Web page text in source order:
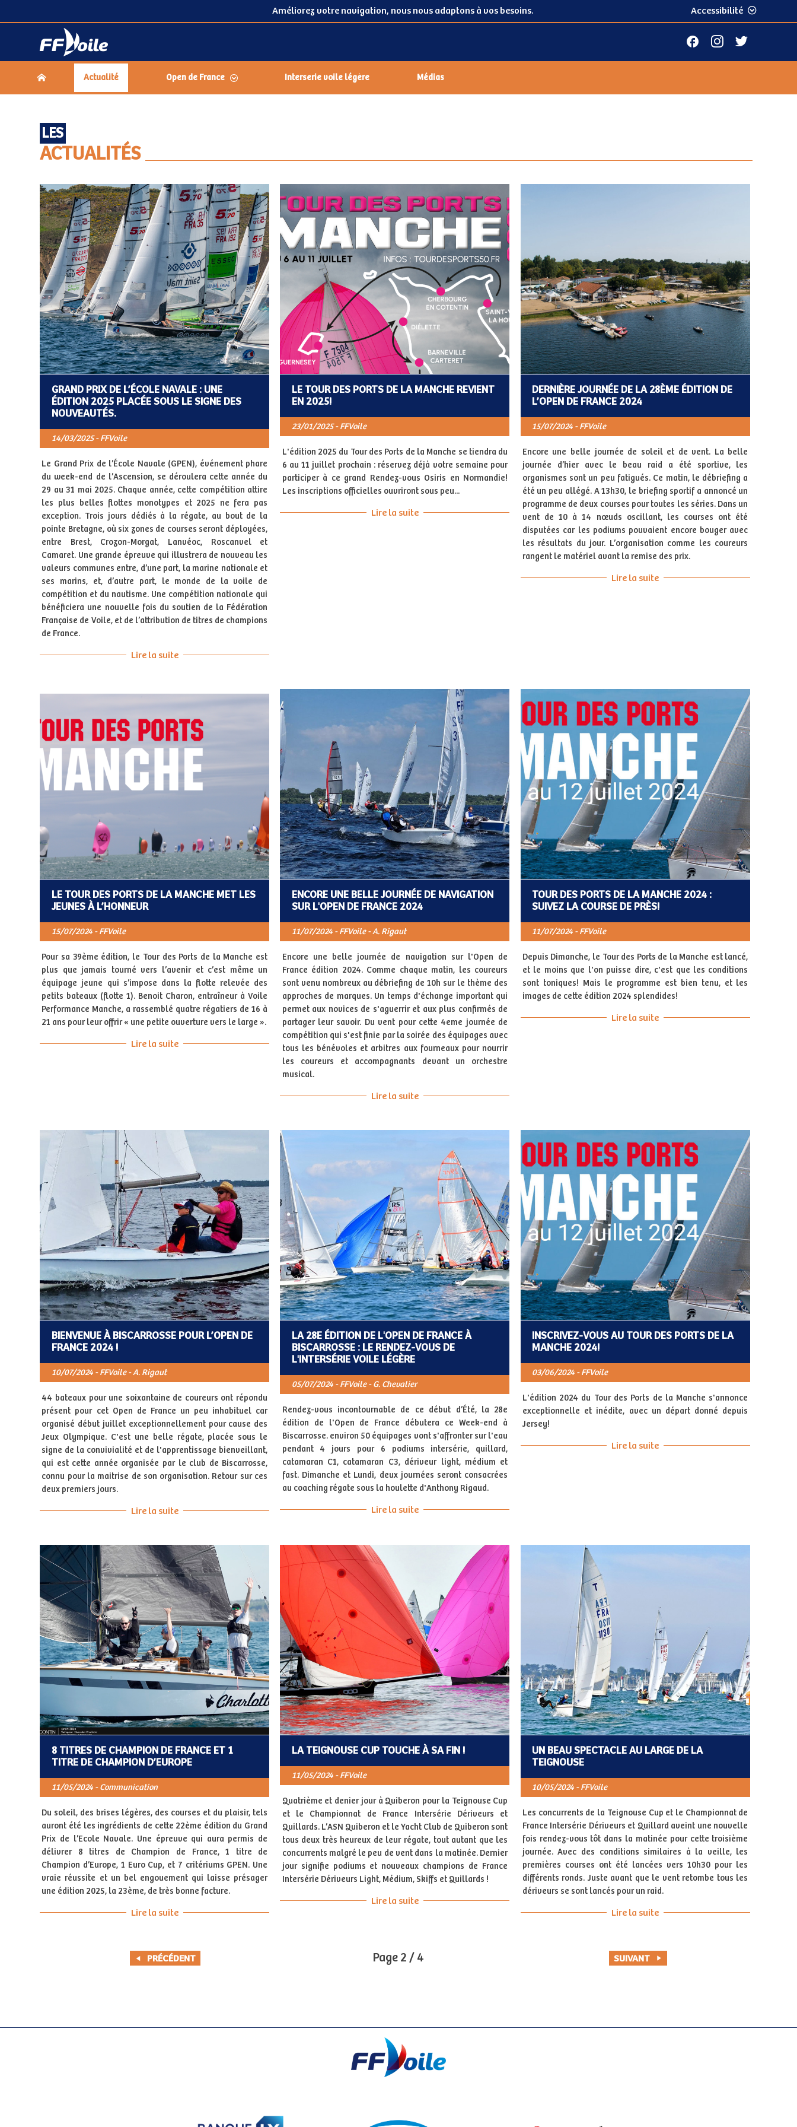
Améliorez votre navigation, nous nous adaptons à vos besoins. Accessibilité
Actualité Open de France Interserie voile légère Médias
LES
ACTUALITÉS
GRAND PRIX DE L’ÉCOLE NAVALE : UNE
ÉDITION 2025 PLACÉE SOUS LE SIGNE DES
NOUVEAUTÉS.
14/03/2025 - FFVoile
Le Grand Prix de l’École Navale (GPEN), événement phare
du week-end de l’Ascension, se déroulera cette année du
29 au 31 mai 2025. Chaque année, cette compétition attire
les plus belles flottes monotypes et 2025 ne fera pas
exception. Trois jours dédiés à la régate, au bout de la
pointe Bretagne, où six zones de courses seront déployées,
entre Brest, Crozon-Morgat, Lanvéoc, Roscanvel et
Camaret. Une grande épreuve qui illustrera de nouveau les
valeurs communes entre, d’une part, la marine nationale et
ses marins, et, d’autre part, le monde de la voile de
compétition et du nautisme. Une compétition nationale qui
bénéficiera une nouvelle fois du soutien de la Fédération
Française de Voile, et de l’attribution de titres de champions
de France.
Lire la suite
LE TOUR DES PORTS DE LA MANCHE REVIENT
EN 2025!
23/01/2025 - FFVoile
L'édition 2025 du Tour des Ports de la Manche se tiendra du
6 au 11 juillet prochain : réservez déjà votre semaine pour
participer à ce grand Rendez-vous Osiris en Normandie!
Les inscriptions officielles ouvriront sous peu...
Lire la suite
DERNIÈRE JOURNÉE DE LA 28ÈME ÉDITION DE
L’OPEN DE FRANCE 2024
15/07/2024 - FFVoile
Encore une belle journée de soleil et de vent. La belle
journée d’hier avec le beau raid a été sportive, les
organismes sont un peu fatigués. Ce matin, le débriefing a
été un peu allégé. A 13h30, le briefing sportif a annoncé un
programme de deux courses pour toutes les séries. Dans un
vent de 10 à 14 nœuds oscillant, les courses ont été
disputées car les podiums pouvaient encore bouger avec
les résultats du jour. L’organisation comme les coureurs
rangent le matériel avant la remise des prix.
Lire la suite
LE TOUR DES PORTS DE LA MANCHE MET LES
JEUNES À L’HONNEUR
15/07/2024 - FFVoile
Pour sa 39ème édition, le Tour des Ports de la Manche est
plus que jamais tourné vers l’avenir et c’est même un
équipage jeune qui s’impose dans la flotte relevée des
petits bateaux (flotte 1). Benoit Charon, entraîneur à Voile
Performance Manche, a rassemblé quatre régatiers de 16 à
21 ans pour leur offrir « une petite ouverture vers le large ».
Lire la suite
ENCORE UNE BELLE JOURNÉE DE NAVIGATION
SUR L'OPEN DE FRANCE 2024
11/07/2024 - FFVoile - A. Rigaut
Encore une belle journée de navigation sur l'Open de
France édition 2024. Comme chaque matin, les coureurs
sont venu nombreux au débriefing de 10h sur le thème des
approches de marques. Un temps d'échange important qui
permet aux novices de s'aguerrir et aux plus confirmés de
partager leur savoir. Du vent pour cette 4eme journée de
compétition qui s'est finie par la soirée des équipages avec
tous les bénévoles et arbitres aux fourneaux pour nourrir
les coureurs et accompagnants devant un orchestre
musical.
Lire la suite
TOUR DES PORTS DE LA MANCHE 2024 :
SUIVEZ LA COURSE DE PRÈS!
11/07/2024 - FFVoile
Depuis Dimanche, le Tour des Ports de la Manche est lancé,
et le moins que l'on puisse dire, c'est que les conditions
sont toniques! Mais le programme est bien tenu, et les
images de cette édition 2024 splendides!
Lire la suite
BIENVENUE À BISCARROSSE POUR L’OPEN DE
FRANCE 2024 !
10/07/2024 - FFVoile - A. Rigaut
44 bateaux pour une soixantaine de coureurs ont répondu
présent pour cet Open de France un peu inhabituel car
organisé début juillet exceptionnellement pour cause des
Jeux Olympique. C'est une belle régate, placée sous le
signe de la convivialité et de l'apprentissage bienveillant,
qui est cette année organisée par le club de Biscarrosse,
connu pour la maitrise de son organisation. Retour sur ces
deux premiers jours.
Lire la suite
LA 28E ÉDITION DE L'OPEN DE FRANCE À
BISCARROSSE : LE RENDEZ-VOUS DE
L'INTERSÉRIE VOILE LÉGÈRE
05/07/2024 - FFVoile - G. Chevalier
Rendez-vous incontournable de ce début d’Été, la 28e
édition de l'Open de France débutera ce Week-end à
Biscarrosse. environ 50 équipages vont s'affronter sur l'eau
pendant 4 jours pour 6 podiums intersérie, quillard,
catamaran C1, catamaran C3, dériveur light, médium et
fast. Dimanche et Lundi, deux journées seront consacrées
au coaching régate sous la houlette d'Anthony Rigaud.
Lire la suite
INSCRIVEZ-VOUS AU TOUR DES PORTS DE LA
MANCHE 2024!
03/06/2024 - FFVoile
L'édition 2024 du Tour des Ports de la Manche s'annonce
exceptionnelle et inédite, avec un départ donné depuis
Jersey!
Lire la suite
8 TITRES DE CHAMPION DE FRANCE ET 1
TITRE DE CHAMPION D’EUROPE
11/05/2024 - Communication
Du soleil, des brises légères, des courses et du plaisir, tels
auront été les ingrédients de cette 22ème édition du Grand
Prix de l’Ecole Navale. Une épreuve qui aura permis de
délivrer 8 titres de Champion de France, 1 titre de
Champion d’Europe, 1 Euro Cup, et 7 critériums GPEN. Une
vraie réussite et un bel engouement qui laisse présager
une édition 2025, la 23ème, de très bonne facture.
Lire la suite
LA TEIGNOUSE CUP TOUCHE À SA FIN !
11/05/2024 - FFVoile
Quatrième et denier jour à Quiberon pour la Teignouse Cup
et le Championnat de France Intersérie Dériveurs et
Quillards. L’ASN Quiberon et le Yacht Club de Quiberon sont
tous deux très heureux de leur régate, tout autant que les
concurrents malgré le peu de vent dans la matinée. Dernier
jour signifie podiums et nouveaux champions de France
Intersérie Dériveurs Light, Médium, Skiffs et Quillards !
Lire la suite
UN BEAU SPECTACLE AU LARGE DE LA
TEIGNOUSE
10/05/2024 - FFVoile
Les concurrents de la Teignouse Cup et le Championnat de
France Intersérie Dériveurs et Quillard aveint une nouvelle
fois rendez-vous tôt dans la matinée pour cette troisième
journée. Avec des conditions similaires à la veille, les
premières courses ont été lancées vers 10h30 pour les
différents ronds. Juste avant que le vent retombe tous les
dériveurs se sont lancés pour un raid.
Lire la suite
PRÉCÉDENT Page 2 / 4 SUIVANT